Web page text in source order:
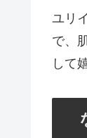
ユリ
で、
して